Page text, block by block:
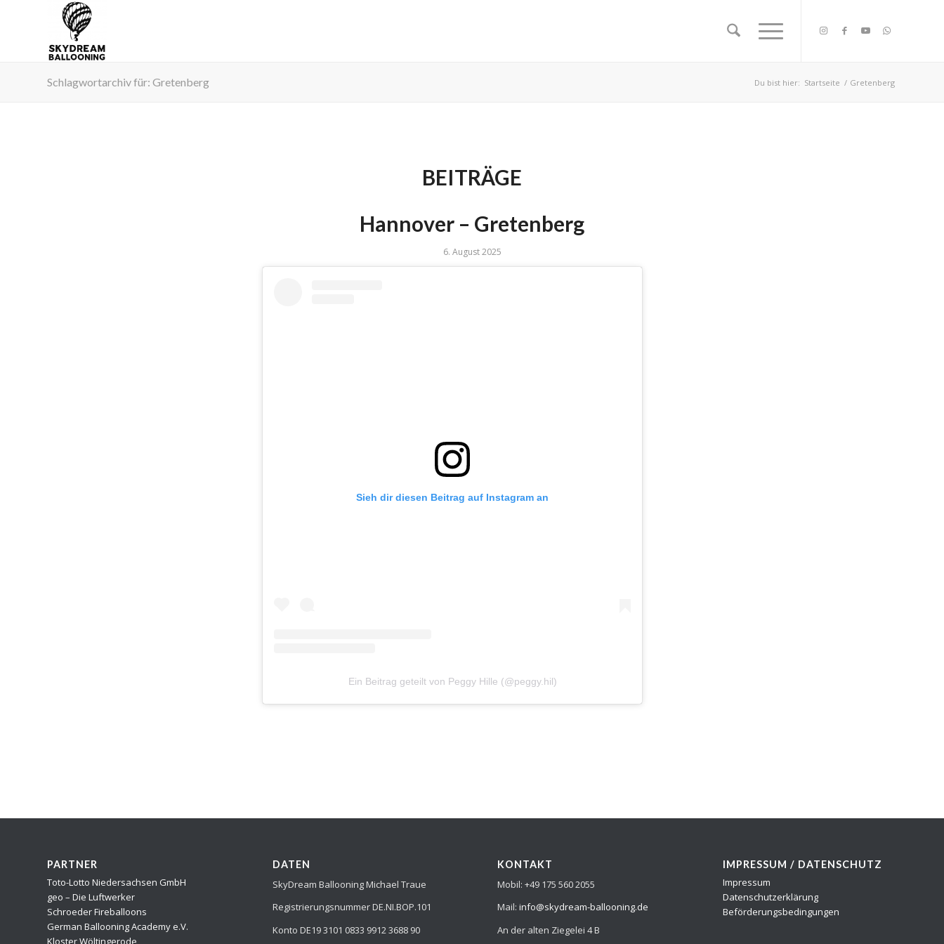
Schlagwortarchiv für: Gretenberg Du bist hier: Startseite / Gretenberg
BEITRÄGE
Hannover – Gretenberg
6. August 2025
Sieh dir diesen Beitrag auf Instagram an
Ein Beitrag geteilt von Peggy Hille (@peggy.hil)
PARTNER
Toto-Lotto Niedersachsen GmbH
geo – Die Luftwerker
Schroeder Fireballoons
German Ballooning Academy e.V.
Kloster Wöltingerode
DATEN
SkyDream Ballooning Michael Traue
Registrierungsnummer DE.NI.BOP.101
Konto DE19 3101 0833 9912 3688 90
KONTAKT
Mobil: +49 175 560 2055
Mail:info@skydream-ballooning.de
An der alten Ziegelei 4 B
IMPRESSUM / DATENSCHUTZ
Impressum
Datenschutzerklärung
Beförderungsbedingungen